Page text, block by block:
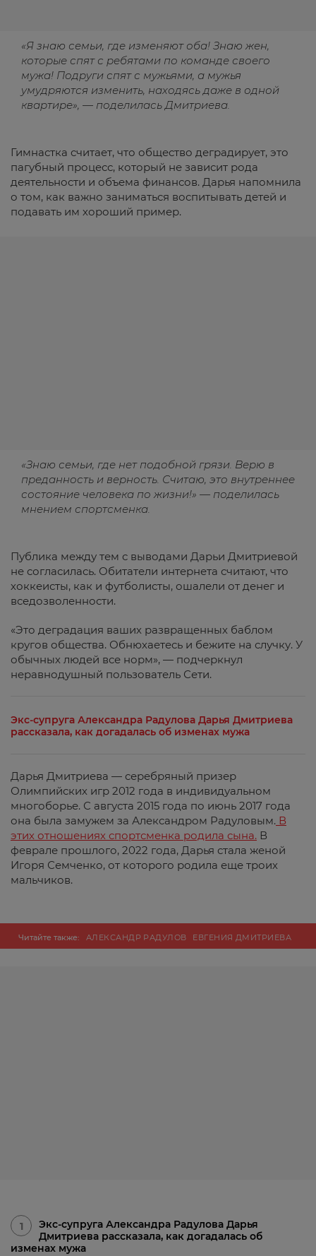
«Я знаю семьи, где изменяют оба! Знаю жен,
которые спят с ребятами по команде своего
мужа! Подруги спят с мужьями, а мужья
умудряются изменить, находясь даже в одной
квартире», — поделилась Дмитриева.
Гимнастка считает, что общество деградирует, это
пагубный процесс, который не зависит рода
деятельности и объема финансов. Дарья напомнила
о том, как важно заниматься воспитывать детей и
подавать им хороший пример.
«Знаю семьи, где нет подобной грязи. Верю в
преданность и верность. Считаю, это внутреннее
состояние человека по жизни!» — поделилась
мнением спортсменка.
Публика между тем с выводами Дарьи Дмитриевой
не согласилась. Обитатели интернета считают, что
хоккеисты, как и футболисты, ошалели от денег и
вседозволенности.
«Это деградация ваших развращенных баблом
кругов общества. Обнюхаетесь и бежите на случку. У
обычных людей все норм», — подчеркнул
неравнодушный пользователь Сети.
Экс-супруга Александра Радулова Дарья Дмитриева
рассказала, как догадалась об изменах мужа
Дарья Дмитриева — серебряный призер
Олимпийских игр 2012 года в индивидуальном
многоборье. С августа 2015 года по июнь 2017 года
она была замужем за Александром Радуловым. В
этих отношениях спортсменка родила сына. В
феврале прошлого, 2022 года, Дарья стала женой
Игоря Семченко, от которого родила еще троих
мальчиков.
Читайте также: АЛЕКСАНДР РАДУЛОВ ЕВГЕНИЯ ДМИТРИЕВА
1
Экс-супруга Александра Радулова Дарья
Дмитриева рассказала, как догадалась об
изменах мужа